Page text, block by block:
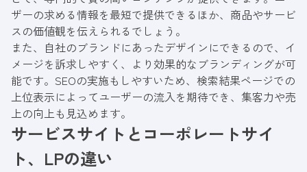
ザーの求める情報を最短で提供できるほか、商品やサービ
スの価値観を伝えられるでしょう。
また、自社のブランドにあったデザインにできるので、イ
メージを訴求しやすく、より効果的なブランディングが可
能です。SEOの実施もしやすいため、検索結果ページでの
上位表示によってユーザーの流入を期待でき、集客力や売
上の向上も見込めます。
サービスサイトとコーポレートサイ
ト、LPの違い